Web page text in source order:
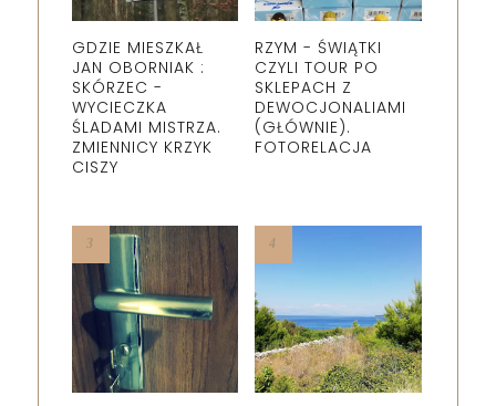
GDZIE MIESZKAŁ
JAN OBORNIAK :
SKÓRZEC -
WYCIECZKA
ŚLADAMI MISTRZA.
ZMIENNICY KRZYK
CISZY
RZYM - ŚWIĄTKI
CZYLI TOUR PO
SKLEPACH Z
DEWOCJONALIAMI
(GŁÓWNIE).
FOTORELACJA